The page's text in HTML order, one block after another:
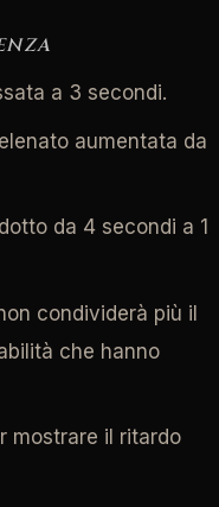
a 3 secondi.
aumentata da
da 4 secondi a 1
condividerà più il
che hanno
mostrare il ritardo